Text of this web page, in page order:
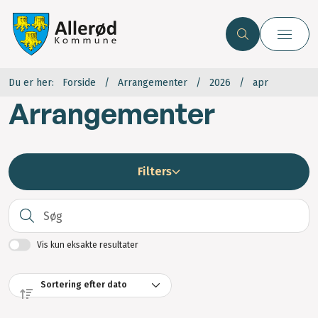
Du er her: Forside Arrangementer 2026 apr
Arrangementer
Filters
Vis kun eksakte resultater